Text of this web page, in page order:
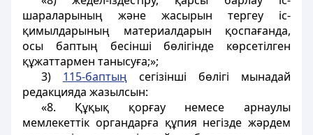
шараларының және жасырын тергеу іс-
қимылдарының материалдарын қоспағанда,
осы баптың бесінші бөлігінде көрсетілген
құжаттармен танысуға;»;
3) 115-баптың сегізінші бөлігі мынадай
редакцияда жазылсын:
«8. Құқық қорғау немесе арнаулы
мемлекеттік органдарға құпия негізде жәрдем